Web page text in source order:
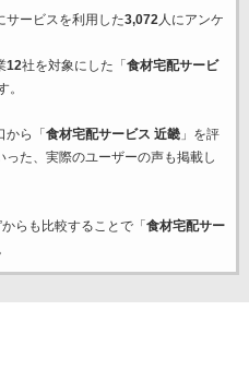
サービスを利用した3,072人にアンケ
12社を対象にした「 食材宅配サービ
。
ら「 食材宅配サービス 近畿」を評
た、実際のユーザーの声も掲載し
らも比較することで「 食材宅配サー